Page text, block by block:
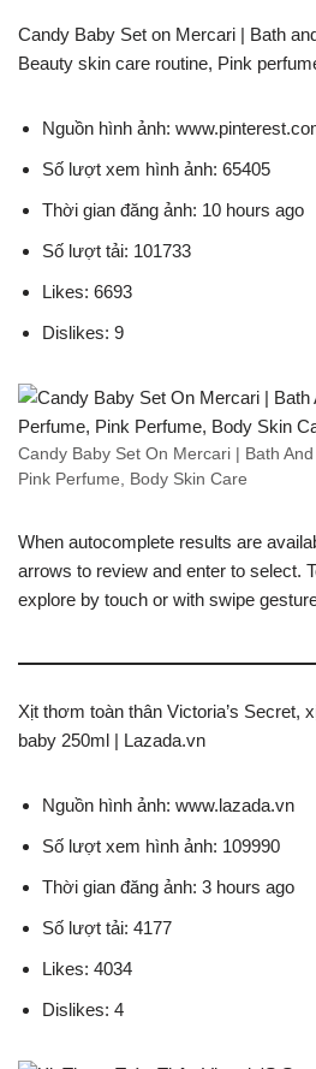
Candy Baby Set on Mercari | Bath
Beauty skin care routine, Pink
Nguồn hình ảnh:
Số lượt xem hình ảnh: 65405
Thời gian đăng ảnh: 10 hours ago
Số lượt tải: 101733
Likes: 6693
Dislikes: 9
Candy Baby Set On Mercari | Bath
Pink Perfume, Body Skin Care
When autocomplete results are
arrows to review and enter to select.
explore by touch or with swipe
Xịt thơm toàn thân Victoria’s Secret,
baby 250ml | Lazada.vn
Nguồn hình ảnh: www.lazada.vn
Số lượt xem hình ảnh: 109990
Thời gian đăng ảnh: 3 hours ago
Số lượt tải: 4177
Likes: 4034
Dislikes: 4